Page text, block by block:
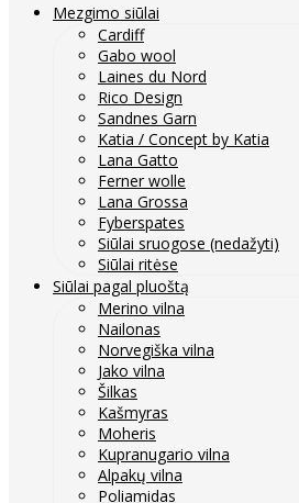
Mezgimo siūlai
Cardiff
Gabo wool
Laines du Nord
Rico Design
Sandnes Garn
Katia / Concept by Katia
Lana Gatto
Ferner wolle
Lana Grossa
Fyberspates
Siūlai sruogose (nedažyti)
Siūlai ritėse
Siūlai pagal pluoštą
Merino vilna
Nailonas
Norvegiška vilna
Jako vilna
Šilkas
Kašmyras
Moheris
Kupranugario vilna
Alpakų vilna
Poliamidas